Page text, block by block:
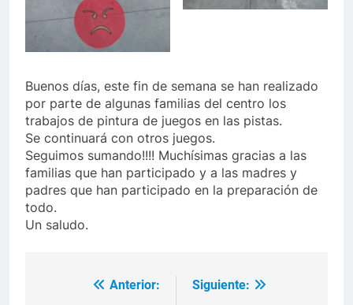
Buenos días, este fin de semana se han realizado
por parte de algunas familias del centro los
trabajos de pintura de juegos en las pistas.
Se continuará con otros juegos.
Seguimos sumando!!!! Muchísimas gracias a las
familias que han participado y a las madres y
padres que han participado en la preparación de
todo.
Un saludo.
Navegación
Anterior:
Siguiente: